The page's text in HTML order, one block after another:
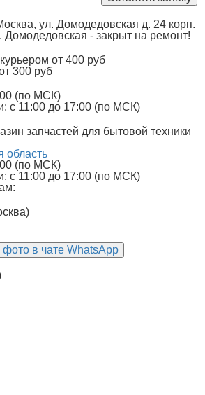
ул. Домодедовская д. 24 корп.
- закрыт на ремонт!
от 400 руб
300 руб
(по МСК)
с 11:00 до 17:00 (по МСК)
запчастей для бытовой техники
область
(по МСК)
с 11:00 до 17:00 (по МСК)
фото в чате WhatsApp